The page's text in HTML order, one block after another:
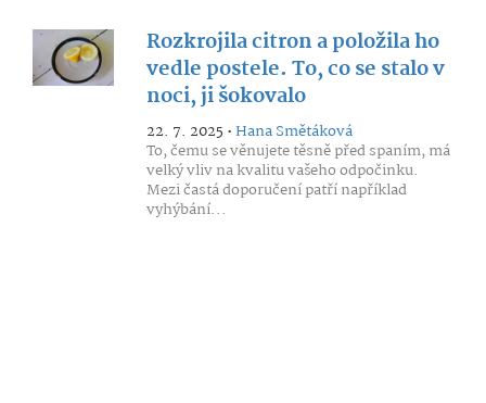
Rozkrojila citron a položila ho
vedle postele. To, co se stalo v
noci, ji šokovalo
22. 7. 2025 •Hana Smětáková
To, čemu se věnujete těsně před spaním, má
velký vliv na kvalitu vašeho odpočinku.
Mezi častá doporučení patří například
vyhýbání...